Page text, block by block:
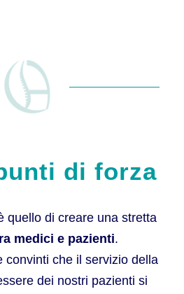
di forza
quello di creare una stretta
medici e pazienti.
convinti che il servizio della
dei nostri pazienti si